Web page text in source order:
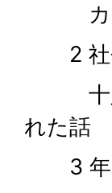
カイ
2 社
十人
れた話
3 年